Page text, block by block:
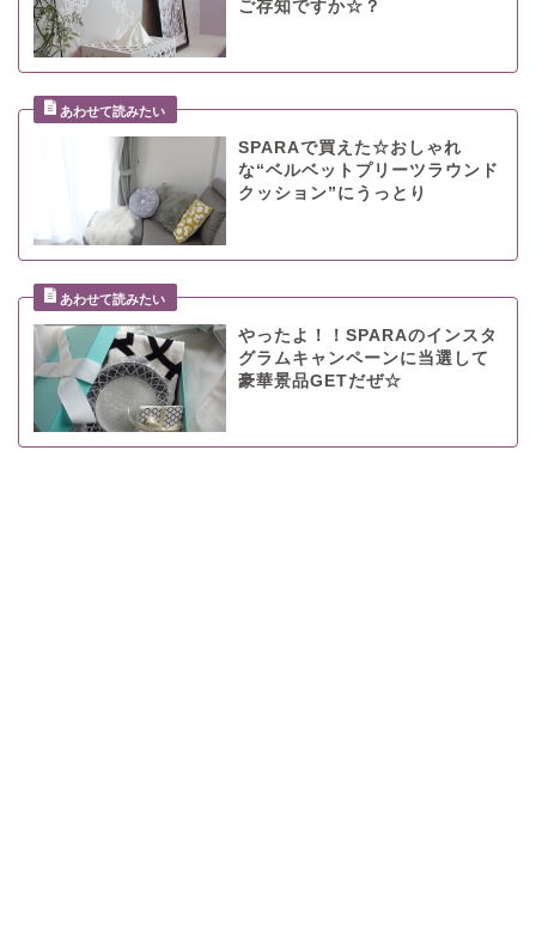
ご存知ですか☆？
SPARAで買えた☆おしゃれ
な“ベルベットプリーツラウンド
クッション”にうっとり
やったよ！！SPARAのインスタ
グラムキャンペーンに当選して
豪華景品GETだぜ☆